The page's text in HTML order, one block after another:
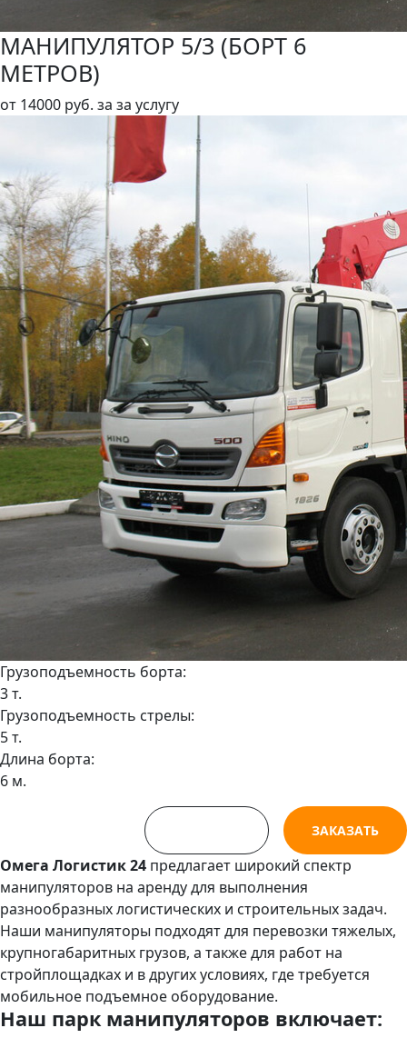
МАНИПУЛЯТОР 5/3 (БОРТ 6
МЕТРОВ)
от 14000 руб. за за услугу
Грузоподъемность борта:
3 т.
Грузоподъемность стрелы:
5 т.
Длина борта:
6 м.
ЗАКАЗАТЬ
Омега Логистик 24 предлагает широкий спектр
манипуляторов на аренду для выполнения
разнообразных логистических и строительных задач.
Наши манипуляторы подходят для перевозки тяжелых,
крупногабаритных грузов, а также для работ на
стройплощадках и в других условиях, где требуется
мобильное подъемное оборудование.
Наш парк манипуляторов включает: